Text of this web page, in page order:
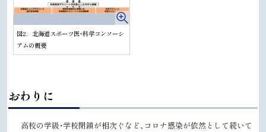
図2．北海道スポーツ医・科学コンソーシ
アムの概要
ッ
おわりに
高校の学級・学校閉鎖が相次ぐなど、コロナ感染が依然として続いて